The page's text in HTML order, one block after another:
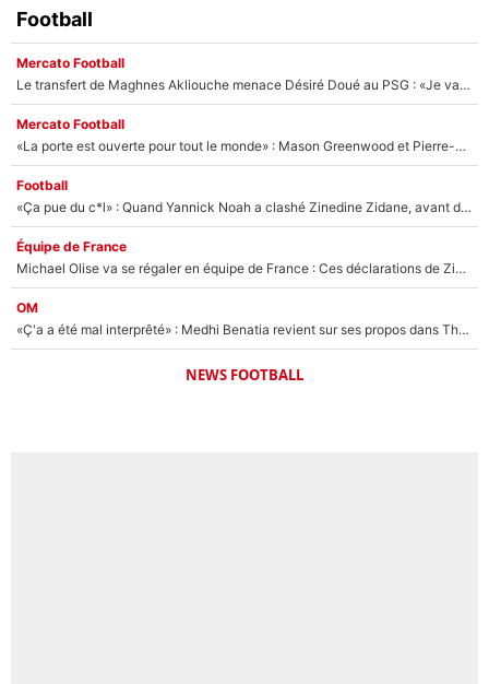
Football
Mercato Football
Le transfert de Maghnes Akliouche menace Désiré Doué au PSG : «Je valide à 200%»
Mercato Football
«La porte est ouverte pour tout le monde» : Mason Greenwood et Pierre-Emerick Aubameyang ont quitté l'OM, Amine Gouiri balance sur la suite du mercato et sur la réaction du vestiaire !
Football
«Ça pue du c*l» : Quand Yannick Noah a clashé Zinedine Zidane, avant de se faire recadrer par le nouveau sélectionneur de l'équipe de France !
Équipe de France
Michael Olise va se régaler en équipe de France : Ces déclarations de Zinedine Zidane qui prouvent qu'il va tout miser sur la star du Bayern Munich !
OM
«Ç'a a été mal interprêté» : Medhi Benatia revient sur ses propos dans The Bridge et précise ses conditions pour rejoindre le PSG !
NEWS FOOTBALL